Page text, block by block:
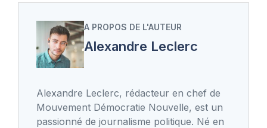
A PROPOS DE L'AUTEUR
Alexandre Leclerc
Alexandre Leclerc, rédacteur en chef de
Mouvement Démocratie Nouvelle, est un
passionné de journalisme politique. Né en